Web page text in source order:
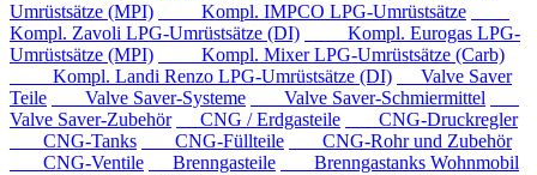
Umrüstsätze (MPI)
Kompl. IMPCO LPG-Umrüstsätze
Kompl. Zavoli LPG-Umrüstsätze (DI)
Kompl. Eurogas LPG-
Umrüstsätze (MPI)
Kompl. Mixer LPG-Umrüstsätze (Carb)
Kompl. Landi Renzo LPG-Umrüstsätze (DI)
Valve Saver
Teile
Valve Saver-Systeme
Valve Saver-Schmiermittel
Valve Saver-Zubehör
CNG / Erdgasteile
CNG-Druckregler
CNG-Tanks
CNG-Füllteile
CNG-Rohr und Zubehör
CNG-Ventile
Brenngasteile
Brenngastanks Wohnmobil